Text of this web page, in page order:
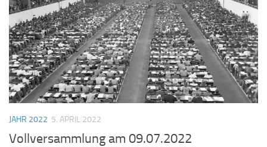
JAHR 2022 5. APRIL 2022
Vollversammlung am 09.07.2022